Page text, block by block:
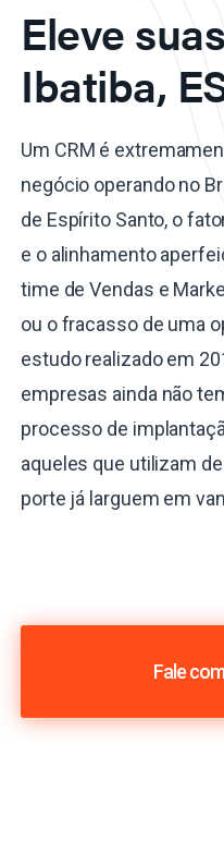
Eleve
Ibatiba,
Um CRM é
negócio operando no
de Espírito Santo, o
e o alinhamento
time de Vendas e
ou o fracasso de uma
estudo realizado em
empresas ainda não
processo de
aqueles que utilizam
porte já larguem em
Fale